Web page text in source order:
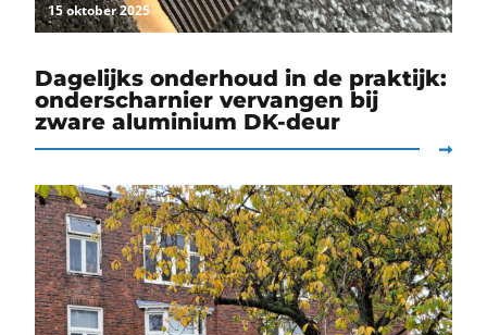
15 oktober 2025
Dagelijks onderhoud in de praktijk:
onderscharnier vervangen bij
zware aluminium DK-deur